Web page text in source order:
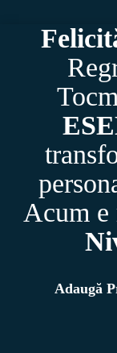
Acum e
Adaugă